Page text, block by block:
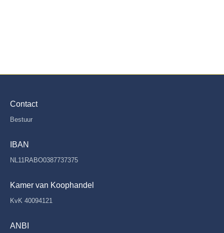
Contact
Bestuur
IBAN
NL11RABO0387737375
Kamer van Koophandel
KvK 40094121
ANBI